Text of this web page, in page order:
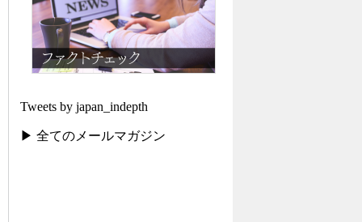
Tweets by japan_indepth
▶ 全てのメールマガジン